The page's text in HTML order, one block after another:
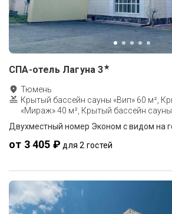
СПА-отель Лагуна 3★
Тюмень
Крытый бассейн сауны «Вип» 60 м²,
«Мираж» 40 м², Крытый бассейн сауны
от 3 405 ₽ для 2 гостей